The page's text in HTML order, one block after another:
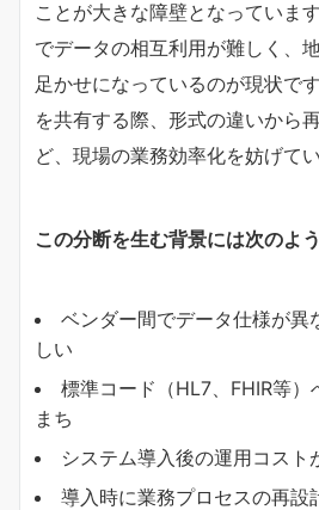
ことが大きな障壁となっていま
でデータの相互利用が難しく、
足かせになっているのが現状で
を共有する際、形式の違いから
ど、現場の業務効率化を妨げてい
この分断を生む背景には次のよ
ベンダー間でデータ仕様が異
しい
標準コード（HL7、FHIR等）
まち
システム導入後の運用コスト
導入時に業務プロセスの再設